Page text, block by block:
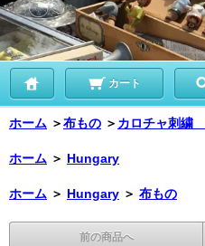
カート
ホーム ＞布もの ＞ カロチャ刺繍
ホーム ＞ Hungary
ホーム ＞ Hungary ＞ 布もの
前の商品へ